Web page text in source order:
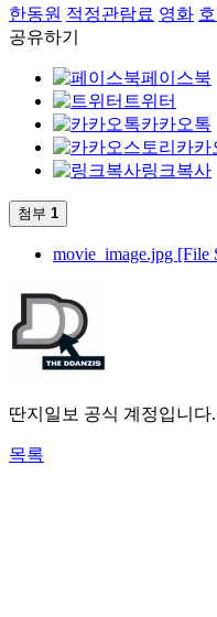
한동원 적정관람료 영화
공유하기
페이스북
트위터
카카오톡
카카
링크복사
첨부 1
movie_image.jpg [File
딴지일보 공식 계정입니다.
목록